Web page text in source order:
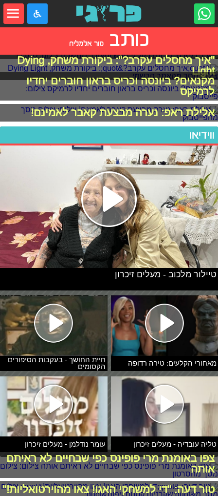
כותבמור אלמליח
עיר רפאים: מדונה בקליפ חדש ומעורר מחשבה
"איך מחסלים עקרב?": ביקורת משחק, Dying
Light
מקנאים? ביונסה וכריס בראון חוברים יחדיו
לרמיקס
אלילת ראפ: נערה מבצעת קאבר לאמינם!
ווידיאו
מאחורי הקלעים: טירה רדופה
חיית החושך - בעקבות הסיפורים
הקסומים
טליה עובדיה - מעלים זיכרון עומר נודלמן - מעלים זיכרון
טיילור מלכוב - מעלים זיכרון
צפו באומנת מרי פופינס כפי שבחיים לא ראיתם
אותה
טור דעה: "די למשחקי האגו! צאו מהוירטואליות!"